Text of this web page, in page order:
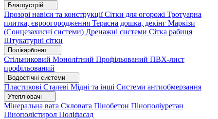
Благоустрій
Прозорі навіси та конструкціїСітки для огорожі Тротуарна
плитка, євроогородження Терасна дошка, декінг Маркізи
(Сонцезахисні системи) Дренажні системи Сітка рабиця
Штукатурні сітки
Полікарбонат
Стільниковий Монолітний Профільований ПВХ-лист
профільований
Водостічні системи
Пластикові Сталеві Мідні та інші Системи антиобмерзання
Утеплювачі
Мінеральна вата Скловата Пінобетон Пінополіуретан
Пінополістирол Поліфасад